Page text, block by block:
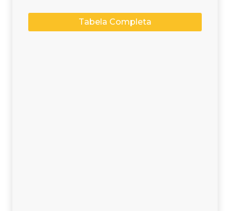
Tabela Completa